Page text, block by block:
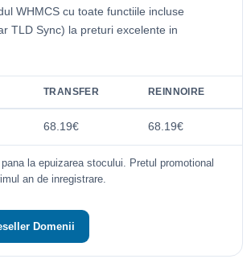
WHMCS cu toate functiile incluse
TLD Sync) la preturi excelente in
TRANSFER REINNOIRE
68.19€ 68.19€
la epuizarea stocului. Pretul promotional
an de inregistrare.
Domenii